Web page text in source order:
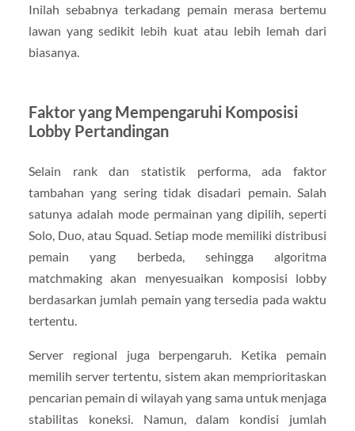
Inilah sebabnya terkadang pemain merasa bertemu
lawan yang sedikit lebih kuat atau lebih lemah dari
biasanya.
Faktor yang Mempengaruhi Komposisi
Lobby Pertandingan
Selain rank dan statistik performa, ada faktor
tambahan yang sering tidak disadari pemain. Salah
satunya adalah mode permainan yang dipilih, seperti
Solo, Duo, atau Squad. Setiap mode memiliki distribusi
pemain yang berbeda, sehingga algoritma
matchmaking akan menyesuaikan komposisi lobby
berdasarkan jumlah pemain yang tersedia pada waktu
tertentu.
Server regional juga berpengaruh. Ketika pemain
memilih server tertentu, sistem akan memprioritaskan
pencarian pemain di wilayah yang sama untuk menjaga
stabilitas koneksi. Namun, dalam kondisi jumlah